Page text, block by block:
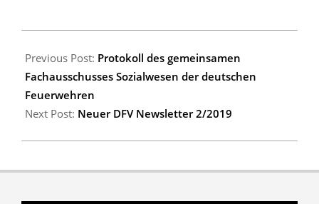
03-
24
Previous Post: Protokoll des gemeinsamen
Fachausschusses Sozialwesen der deutschen
Feuerwehren
Next Post: Neuer DFV Newsletter 2/2019